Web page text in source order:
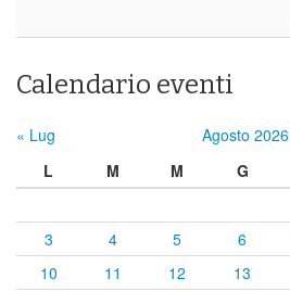
Calendario eventi
« Lug Agosto 2026
L
M M G
3
4 5 6
10
11 12 13